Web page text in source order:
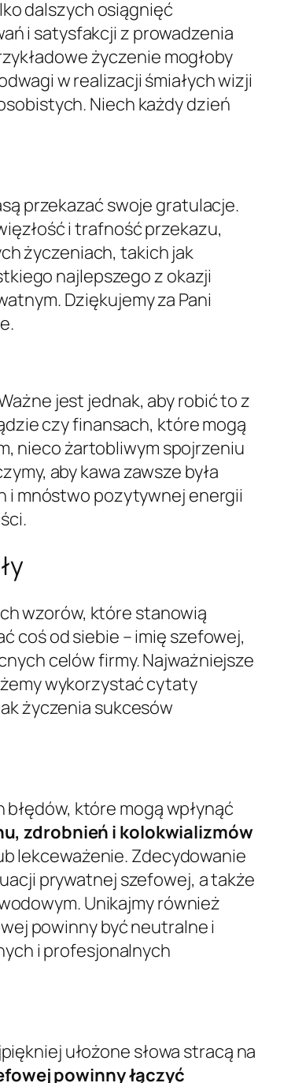
dalszych osiągnięć
i satysfakcji z prowadzenia
życzenie mogłoby
w realizacji śmiałych wizji
Niech każdy dzień
przekazać swoje gratulacje.
i trafność przekazu,
życzeniach, takich jak
najlepszego z okazji
Dziękujemy za Pani
jest jednak, aby robić to z
czy finansach, które mogą
nieco żartobliwym spojrzeniu
aby kawa zawsze była
i mnóstwo pozytywnej energii
wzorów, które stanowią
coś od siebie – imię szefowej,
celów firmy. Najważniejsze
wykorzystać cytaty
życzenia sukcesów
które mogą wpłynąć
zdrobnień i kolokwializmów
lekceważenie. Zdecydowanie
prywatnej szefowej, a także
Unikajmy również
powinny być neutralne i
i profesjonalnych
ułożone słowa stracą na
powinny łączyć